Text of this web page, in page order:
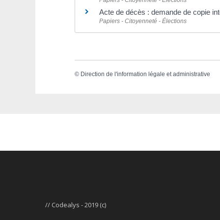
Acte de décès : demande de copie
Papiers - Citoyenneté - Élections
© Direction de l'information légale et administrative
// Codealys - 2019 (c)